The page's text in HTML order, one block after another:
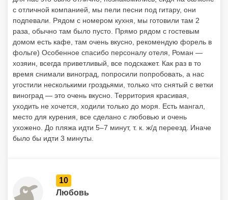
с отличной компанией, мы пели песни под гитару, они
подпевали. Рядом с номером кухня, мы готовили там 2
раза, обычно там было пусто. Прямо рядом с гостевым
домом есть кафе, там очень вкусно, рекомендую форель в
фольге) Особенное спасибо персоналу отеля, Роман —
хозяин, всегда приветливый, все подскажет. Как раз в то
время снимали виноград, попросили попробовать, а нас
угостили несколькими гроздьями, только что снятый с ветки
виноград — это очень вкусно. Территория красивая,
уходить не хочется, ходили только до моря. Есть мангал,
место для курения, все сделано с любовью и очень
ухожено. До пляжа идти 5–7 минут, т. к. ж/д переезд. Иначе
было бы идти 3 минуты.
10
Любовь